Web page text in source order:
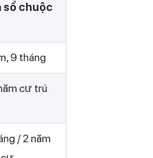
sổ chuộc
9 tháng
cư trú
/ 2 năm